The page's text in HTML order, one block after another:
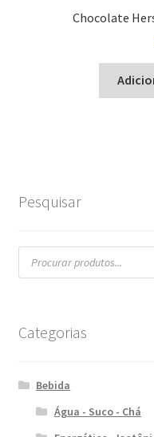
Chocolate
Pesquisar
Pesquisar
produtos
Categorias
Bebida
Água - Suco - Chá